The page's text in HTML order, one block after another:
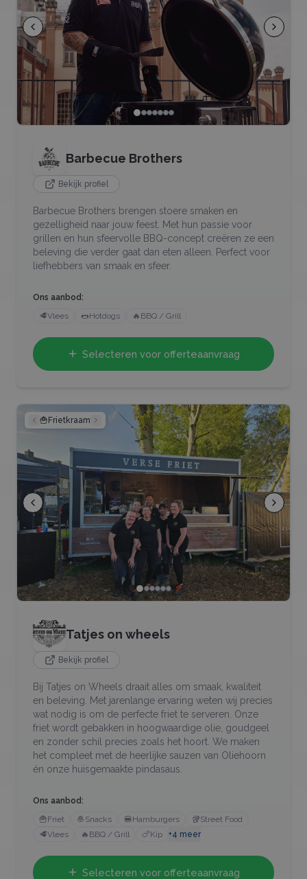
Barbecue Brothers
Bekijk profiel
Barbecue Brothers brengen stoere smaken en
gezelligheid naar jouw feest. Met hun passie voor
grillen en hun sfeervolle BBQ-concept creëren ze een
beleving die verder gaat dan eten alleen. Perfect voor
liefhebbers van smaak en sfeer.
Ons aanbod:
🥩Vlees 🌭Hotdogs 🔥 BBQ / Grill
Selecteren voor offerteaanvraag
🍟Frietkraam
Tatjes on wheels
Bekijk profiel
Bij Tatjes on Wheels draait alles om smaak, kwaliteit
en beleving. Met jarenlange ervaring weten wij precies
wat nodig is om de perfecte friet te serveren. Onze
friet wordt gebakken in hoogwaardige olie, goudgeel
en zonder schil precies zoals het hoort. We maken
het compleet met de heerlijke sauzen van Oliehoorn
én onze huisgemaakte pindasaus.
Ons aanbod:
🍟Friet 🧆Snacks 🍔Hamburgers 🥡Street Food
🥩Vlees 🔥 BBQ / Grill 🍗Kip +4 meer
Selecteren voor offerteaanvraag